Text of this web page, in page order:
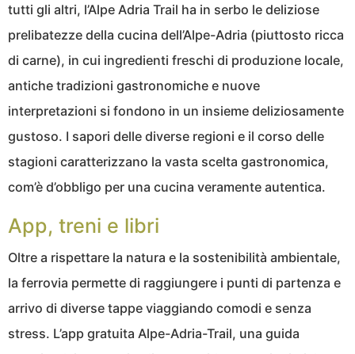
tutti gli altri, l’Alpe Adria Trail ha in serbo le deliziose
prelibatezze della cucina dell’Alpe-Adria (piuttosto ricca
di carne), in cui ingredienti freschi di produzione locale,
antiche tradizioni gastronomiche e nuove
interpretazioni si fondono in un insieme deliziosamente
gustoso. I sapori delle diverse regioni e il corso delle
stagioni caratterizzano la vasta scelta gastronomica,
com’è d’obbligo per una cucina veramente autentica.
App, treni e libri
Oltre a rispettare la natura e la sostenibilità ambientale,
la ferrovia permette di raggiungere i punti di partenza e
arrivo di diverse tappe viaggiando comodi e senza
stress. L’app gratuita Alpe-Adria-Trail, una guida